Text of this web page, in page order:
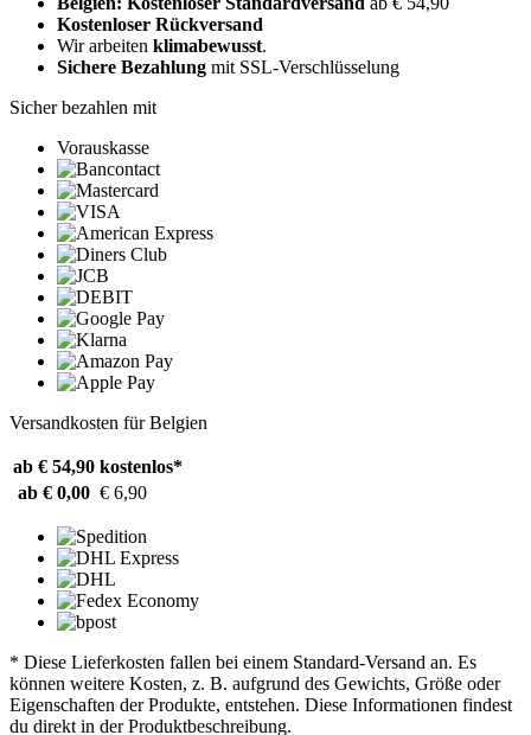
Kostenloser Rückversand
Wir arbeiten klimabewusst.
Sichere Bezahlung mit SSL-Verschlüsselung
Sicher bezahlen mit
Vorauskasse
Versandkosten für Belgien
ab € 54,90 kostenlos*
ab € 0,00 € 6,90
* Diese Lieferkosten fallen bei einem Standard-Versand an. Es
können weitere Kosten, z. B. aufgrund des Gewichts, Größe oder
Eigenschaften der Produkte, entstehen. Diese Informationen findest
du direkt in der Produktbeschreibung.